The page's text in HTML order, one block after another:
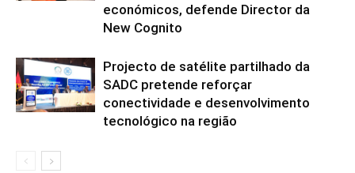
económicos, defende Director da
New Cognito
Projecto de satélite partilhado da
SADC pretende reforçar
conectividade e desenvolvimento
tecnológico na região